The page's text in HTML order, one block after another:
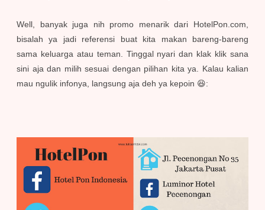
Well, banyak juga nih promo menarik dari HotelPon.com,
bisalah ya jadi referensi buat kita makan bareng-bareng
sama keluarga atau teman. Tinggal nyari dan klak klik sana
sini aja dan milih sesuai dengan pilihan kita ya. Kalau kalian
mau ngulik infonya, langsung aja deh ya kepoin 😆: